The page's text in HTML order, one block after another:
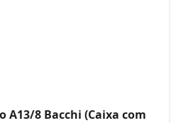
A13/8 Bacchi (Caixa com